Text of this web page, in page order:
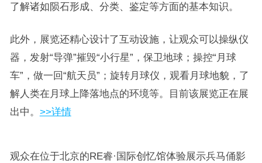
了解诸如陨石形成、分类、鉴定等方面的基本知识。
此外，展览还精心设计了互动设施，让观众可以操纵仪
器，发射“导弹”摧毁“小行星”，保卫地球；操控“月球
车”，做一回“航天员”；旋转月球仪，观看月球地貌，了
解人类在月球上降落地点的环境等。目前该展览正在展
出中。 >>详情
观众在位于北京的RE睿·国际创忆馆体验展示兵马俑影